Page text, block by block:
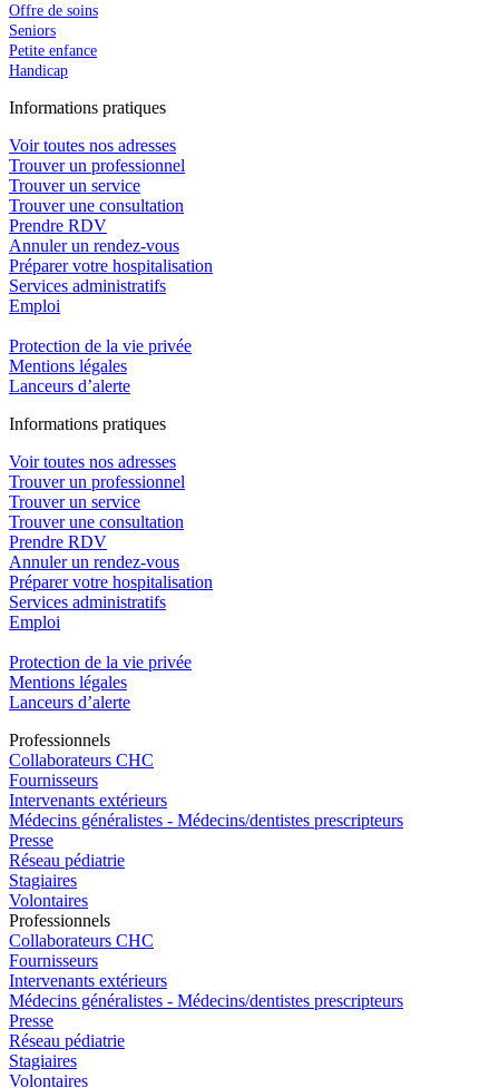
Offre de soins
Seniors
Petite enfance
Handicap
Informations pratiques
Voir toutes nos adresses
Trouver un professionnel
Trouver un service
Trouver une consultation
Prendre RDV
Annuler un rendez-vous
Préparer votre hospitalisation
Services administratifs
Emploi​
Protection de la vie privée
Mentions légales
Lanceurs d’alerte
Informations pratiques
Voir toutes nos adresses
Trouver un professionnel
Trouver un service
Trouver une consultation
Prendre RDV
Annuler un rendez-vous
Préparer votre hospitalisation
Services administratifs
Emploi​
Protection de la vie privée
Mentions légales
Lanceurs d’alerte
Professionnels
Collaborateurs CHC
Fournisseurs
Intervenants extérieurs
Médecins généralistes - Médecins/dentistes prescripteurs
Presse
Réseau pédiatrie
Stagiaires
Volontaires
Professionnels
Collaborateurs CHC
Fournisseurs
Intervenants extérieurs
Médecins généralistes - Médecins/dentistes prescripteurs
Presse
Réseau pédiatrie
Stagiaires
Volontaires